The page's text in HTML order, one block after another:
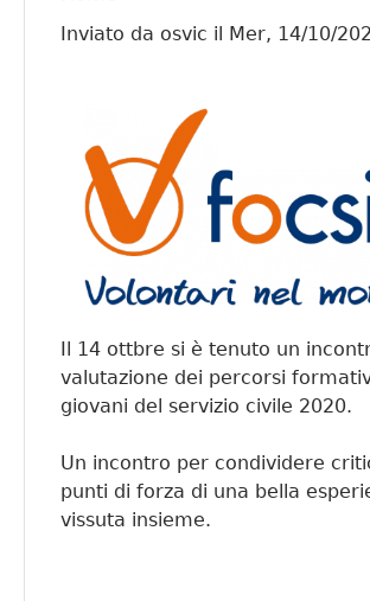
Tu sei qui
Inviato da osvic il Mer, 14/10/
Il 14 ottbre si è tenuto un
valutazione dei percorsi
giovani del servizio civile 2020.
Un incontro per condividere
punti di forza di una bella
vissuta insieme.